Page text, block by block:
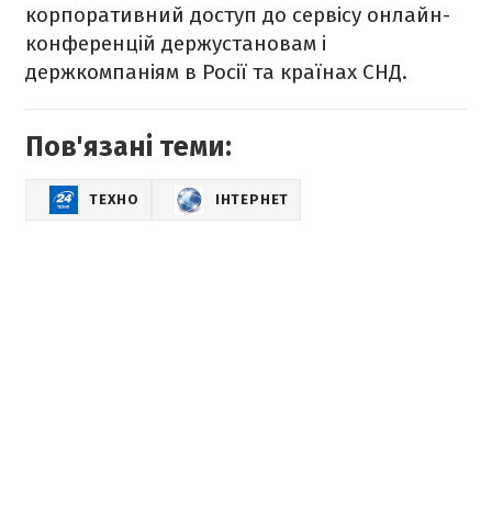
корпоративний доступ до сервісу онлайн-
конференцій держустановам і
держкомпаніям в Росії та країнах СНД.
Пов'язані теми:
ТЕХНО ІНТЕРНЕТ